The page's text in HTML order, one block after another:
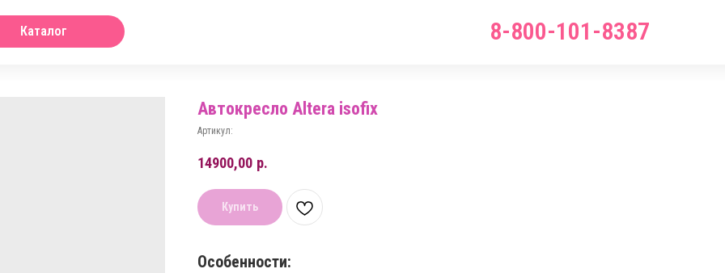
8-800-101-8387
Каталог
Автокресло Altera isofix
Артикул:
14900,00 р.
Купить
Особенности: